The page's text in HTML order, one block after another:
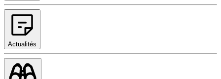
Actualités